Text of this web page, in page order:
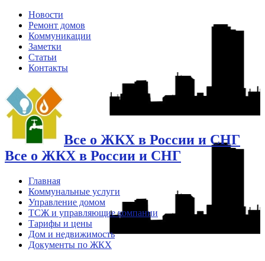
Новости
Ремонт домов
Коммуникации
Заметки
Статьи
Контакты
Все о ЖКХ в России и СНГ
Все о ЖКХ в России и СНГ
Главная
Коммунальные услуги
Управление домом
ТСЖ и управляющие компании
Тарифы и цены
Дом и недвижимость
Документы по ЖКХ